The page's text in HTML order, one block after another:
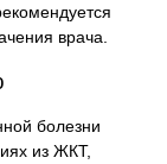
врача.
болезни
из ЖКТ,